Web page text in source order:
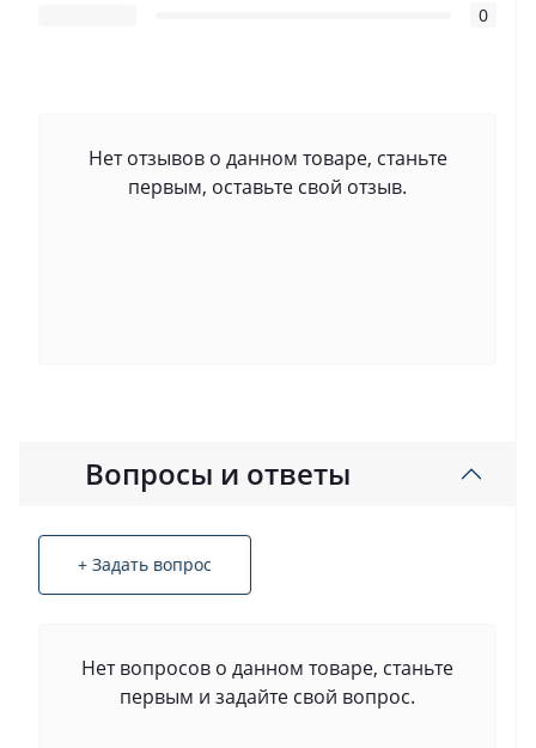
0
Нет отзывов о данном товаре, станьте
первым, оставьте свой отзыв.
Вопросы и ответы
+ Задать вопрос
Нет вопросов о данном товаре, станьте
первым и задайте свой вопрос.